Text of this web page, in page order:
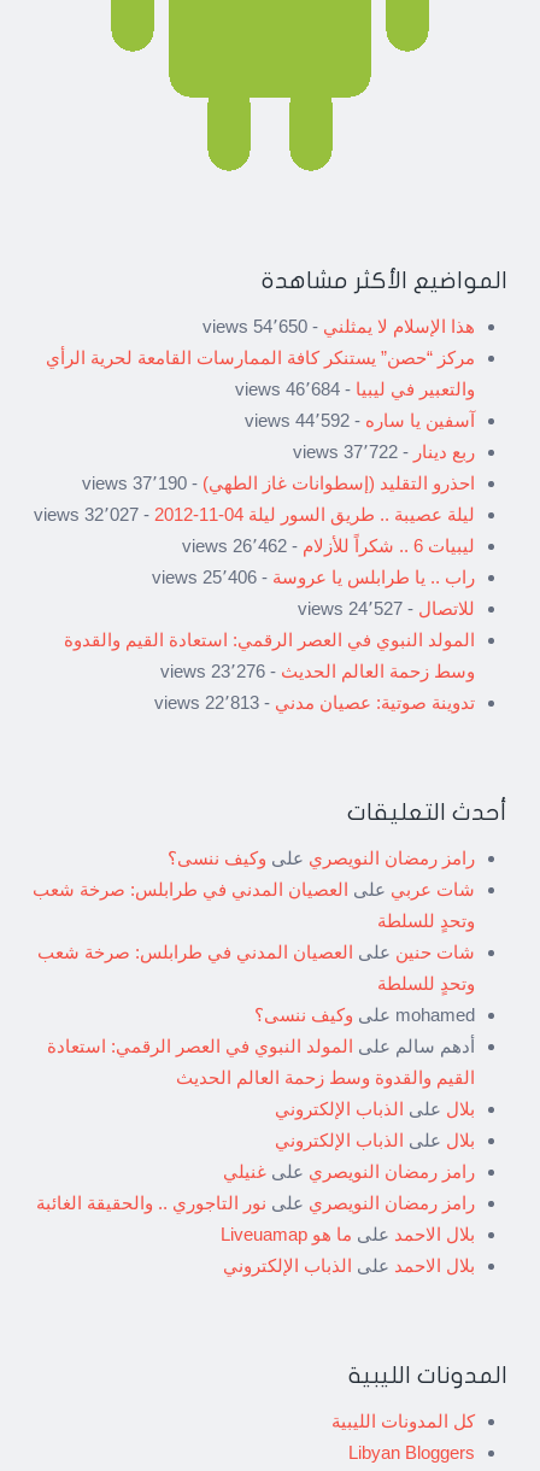
المواضيع الأكثر مشاهدة
هذا الإسلام لا يمثلني - 54٬650 views
مركز “حصن” يستنكر كافة الممارسات القامعة لحرية الرأي
والتعبير في ليبيا - 46٬684 views
آسفين يا ساره - 44٬592 views
ربع دينار - 37٬722 views
احذرو التقليد (إسطوانات غاز الطهي) - 37٬190 views
ليلة عصيبة .. طريق السور ليلة 04-11-2012
- 32٬027 views
ليبيات 6 .. شكراً للأزلام
- 26٬462 views
راب .. يا طرابلس يا عروسة - 25٬406 views
للاتصال - 24٬527 views
المولد النبوي في العصر الرقمي: استعادة القيم والقدوة
وسط زحمة العالم الحديث - 23٬276 views
تدوينة صوتية: عصيان مدني - 22٬813 views
أحدث التعليقات
رامز رمضان النويصري على وكيف ننسى؟
شات عربي على العصيان المدني في طرابلس: صرخة شعب
وتحدٍ للسلطة
شات حنين على العصيان المدني في طرابلس: صرخة شعب
وتحدٍ للسلطة
mohamed على وكيف ننسى؟
أدهم سالم على المولد النبوي في العصر الرقمي: استعادة
القيم والقدوة وسط زحمة العالم الحديث
بلال على الذباب الإلكتروني
بلال على الذباب الإلكتروني
رامز رمضان النويصري على غنيلي
رامز رمضان النويصري على نور التاجوري .. والحقيقة الغائبة
بلال الاحمد على ما هو Liveuamap
بلال الاحمد على الذباب الإلكتروني
المدونات الليبية
كل المدونات الليبية
Libyan Bloggers